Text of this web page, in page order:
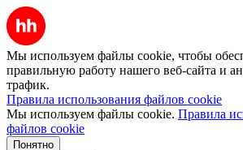
Мы используем файлы cookie, чтобы
правильную работу нашего веб-сайта и
трафик.
Правила использования файлов cookie
Мы используем файлы cookie. Правила
файлов cookie
Понятно